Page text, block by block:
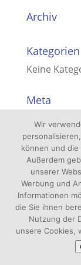
Archiv
Kategorien
Keine
Meta
Anmelden
Eintrags-
Wir
können und
Außerdem
unserer
Werbung und
Informationen
die Sie ihnen
Nutzung der
unsere Cookies,